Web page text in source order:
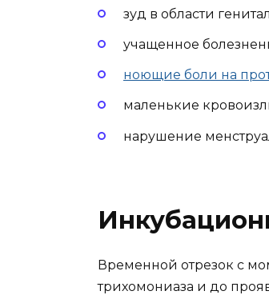
зуд в области
учащенное
ноющие боли на
маленькие
нарушение
Временной отрезок с
трихомониаза и до